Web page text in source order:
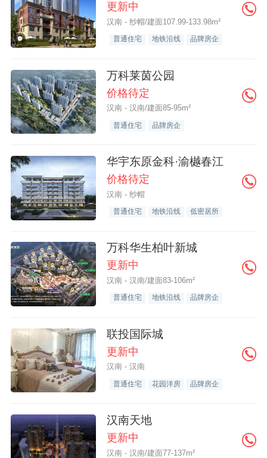
更新中
汉南 - 纱帽/建面107.99-133.98m²
普通住宅 地铁沿线 品牌房企
万科莱茵公园
价格待定
汉南 - 汉南/建面85-95m²
普通住宅 品牌房企
华宇东原金科·渝樾春江
价格待定
汉南 - 纱帽
普通住宅 地铁沿线 低密居所
万科华生柏叶新城
更新中
汉南 - 汉南/建面83-106m²
普通住宅 地铁沿线 品牌房企
联投国际城
更新中
汉南 - 汉南
普通住宅 花园洋房 品牌房企
汉南天地
更新中
汉南 - 汉南/建面77-137m²